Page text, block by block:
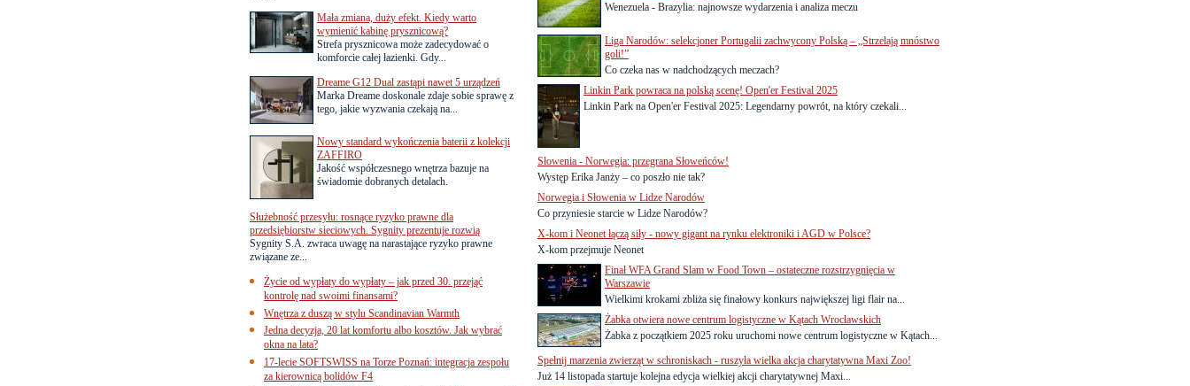
Wenezuela - Brazylia: najnowsze wydarzenia i analiza meczu
Liga Narodów: selekcjoner Portugalii zachwycony Polską – „Strzelają mnóstwo
goli!”
Co czeka nas w nadchodzących meczach?
Linkin Park powraca na polską scenę! Open'er Festival 2025
Linkin Park na Open'er Festival 2025: Legendarny powrót, na który czekali...
Słowenia - Norwegia: przegrana Słoweńców!
Występ Erika Janży – co poszło nie tak?
Norwegia i Słowenia w Lidze Narodów
Co przyniesie starcie w Lidze Narodów?
X-kom i Neonet łączą siły - nowy gigant na rynku elektroniki i AGD w Polsce?
X-kom przejmuje Neonet
Finał WFA Grand Slam w Food Town – ostateczne rozstrzygnięcia w
Warszawie
Wielkimi krokami zbliża się finałowy konkurs największej ligi flair na...
Żabka otwiera nowe centrum logistyczne w Kątach Wrocławskich
Żabka z początkiem 2025 roku uruchomi nowe centrum logistyczne w Kątach...
Spełnij marzenia zwierząt w schroniskach - ruszyła wielka akcja charytatywna Maxi Zoo!
Już 14 listopada startuje kolejna edycja wielkiej akcji charytatywnej Maxi...
Mała zmiana, duży efekt. Kiedy warto
wymienić kabinę prysznicową?
Strefa prysznicowa może zadecydować o
komforcie całej łazienki. Gdy...
Dreame G12 Dual zastąpi nawet 5 urządzeń
Marka Dreame doskonale zdaje sobie sprawę z
tego, jakie wyzwania czekają na...
Nowy standard wykończenia baterii z kolekcji
ZAFFIRO
Jakość współczesnego wnętrza bazuje na
świadomie dobranych detalach.
Służebność przesyłu: rosnące ryzyko prawne dla
przedsiębiorstw sieciowych. Sygnity prezentuje rozwią
Sygnity S.A. zwraca uwagę na narastające ryzyko prawne
związane ze...
Życie od wypłaty do wypłaty – jak przed 30. przejąć
kontrolę nad swoimi finansami?
Wnętrza z duszą w stylu Scandinavian Warmth
Jedna decyzja, 20 lat komfortu albo kosztów. Jak wybrać
okna na lata?
17-lecie SOFTSWISS na Torze Poznań: integracja zespołu
za kierownicą bolidów F4